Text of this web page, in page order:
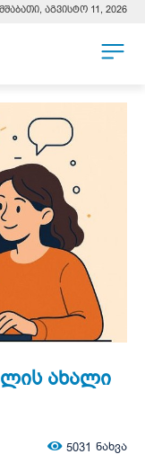
აგვისტო 11, 2026
ახალი
5031 ნახვა